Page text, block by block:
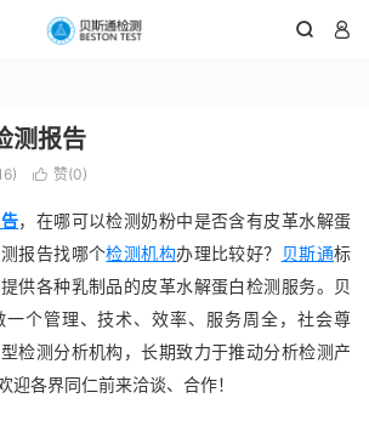
 
测报告
 赞(0)
， 在哪可以检测奶粉中是否含有皮革水解蛋
报告找哪个检测机构办理比较好？ 贝斯通标
供各种乳制品的皮革水解蛋白检测服务。贝
个管理、技术、效率、服务周全，社会尊
检测分析机构，长期致力于推动分析检测产
迎各界同仁前来洽谈、合作！